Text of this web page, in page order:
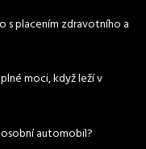
s placením zdravotního a
moci, když leží v
automobil?